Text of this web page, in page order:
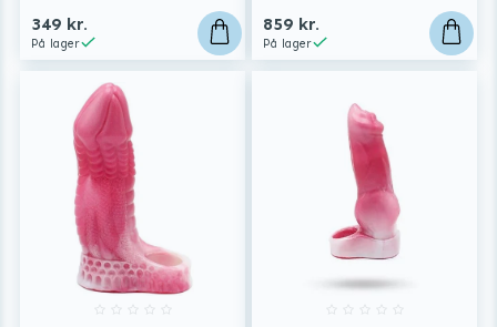
349 kr.
På lager
859 kr.
På lager